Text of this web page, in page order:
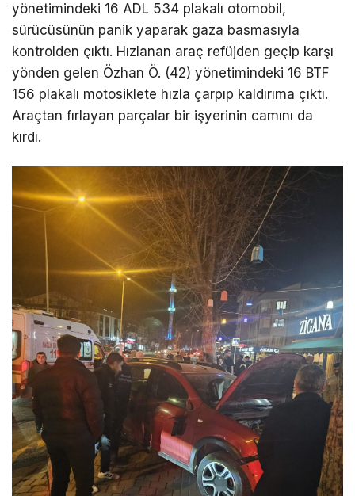
yönetimindeki 16 ADL 534 plakalı otomobil,
sürücüsünün panik yaparak gaza basmasıyla
kontrolden çıktı. Hızlanan araç refüjden geçip karşı
yönden gelen Özhan Ö. (42) yönetimindeki 16 BTF
156 plakalı motosiklete hızla çarpıp kaldırıma çıktı.
Araçtan fırlayan parçalar bir işyerinin camını da
kırdı.